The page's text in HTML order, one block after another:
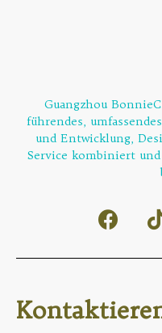
Guangzhou
führendes,
und Entwicklung,
Service kombiniert